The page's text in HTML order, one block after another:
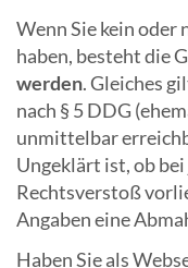
Wenn Sie kein oder
haben, besteht die
werden. Gleiches
nach § 5 DDG
unmittelbar
Ungeklärt ist, ob
Rechtsverstoß
Angaben eine
Haben Sie als